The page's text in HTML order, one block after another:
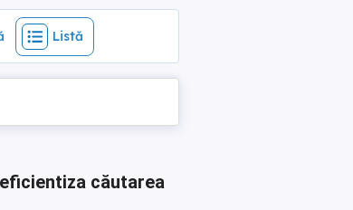
Listă
căutarea